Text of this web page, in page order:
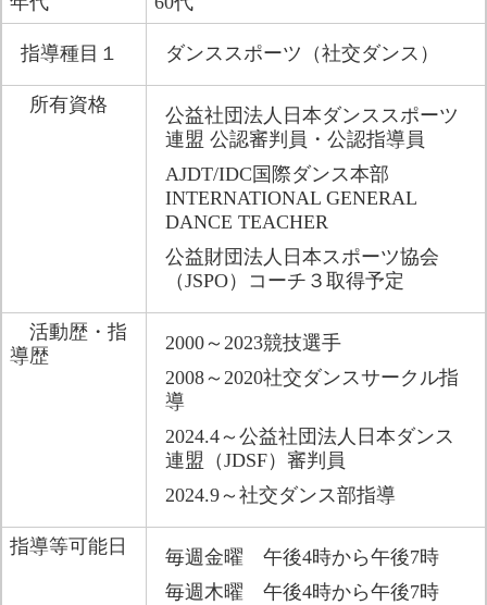
指導種目１ ダンススポーツ（社交ダンス）
所有資格
公益社団法人日本ダンススポーツ
連盟 公認審判員・公認指導員
AJDT/IDC国際ダンス本部
INTERNATIONAL GENERAL
DANCE TEACHER
公益財団法人日本スポーツ協会
（JSPO）コーチ３取得予定
活動歴・指
導歴
2000～2023競技選手
2008～2020社交ダンスサークル指
導
2024.4～公益社団法人日本ダンス
連盟（JDSF）審判員
2024.9～社交ダンス部指導​
指導等可能日
毎週金曜　午後4時から午後7時
毎週木曜　午後4時から午後7時